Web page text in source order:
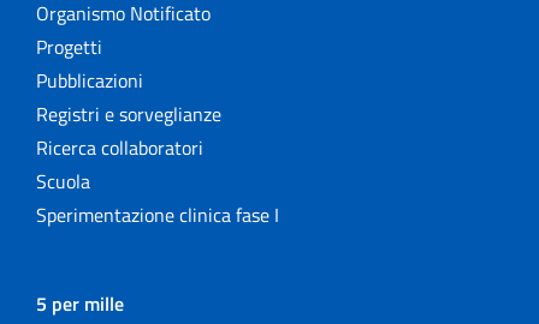
Organismo Notificato
Progetti
Pubblicazioni
Registri e sorveglianze
Ricerca collaboratori
Scuola
Sperimentazione clinica fase I
5 per mille